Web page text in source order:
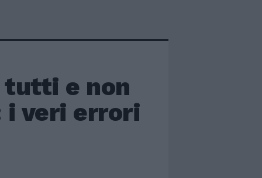
tutti e non
veri errori